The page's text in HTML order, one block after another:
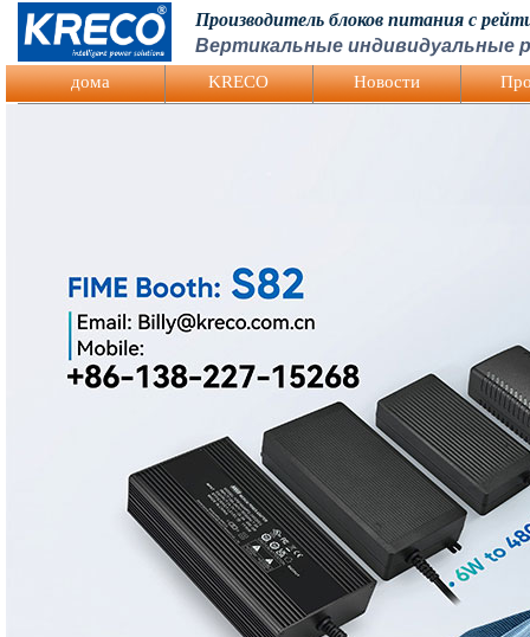
Logo Picture
Производитель блоков питания с
Вертикальные индивидуальные
дома KRECO Hовости